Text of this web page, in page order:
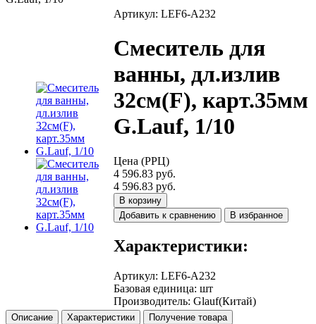
Артикул: LEF6-A232
Смеситель для
ванны, дл.излив
32см(F), карт.35мм
G.Lauf, 1/10
Цена (РРЦ)
4 596.83 руб.
4 596.83 руб.
В корзину
Добавить к сравнению
В избранное
Характеристики:
Артикул: LEF6-A232
Базовая единица: шт
Производитель: Glauf(Китай)
Описание Характеристики Получение товара